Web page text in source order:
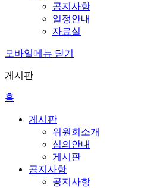
공지사항
일정안내
자료실
모바일메뉴 닫기
게시판
홈
게시판
위원회소개
심의안내
게시판
공지사항
공지사항